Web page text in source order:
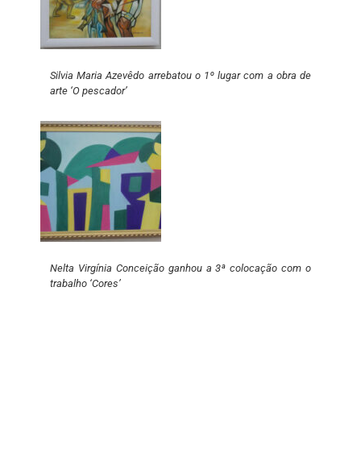
Silvia Maria Azevêdo arrebatou o 1º lugar com a obra de
arte ‘O pescador’
Nelta Virgínia Conceição ganhou a 3ª colocação com o
trabalho ‘Cores’